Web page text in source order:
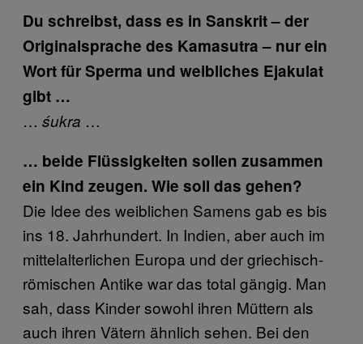
Du schreibst, dass es in Sanskrit – der
Originalsprache des Kamasutra – nur ein
Wort für Sperma und weibliches Ejakulat
gibt …
… śukra …
… beide Flüssigkeiten sollen zusammen
ein Kind zeugen. Wie soll das gehen?
Die Idee des weiblichen Samens gab es bis
ins 18. Jahrhundert. In Indien, aber auch im
mittelalterlichen Europa und der griechisch-
römischen Antike war das total gängig. Man
sah, dass Kinder sowohl ihren Müttern als
auch ihren Vätern ähnlich sehen. Bei den